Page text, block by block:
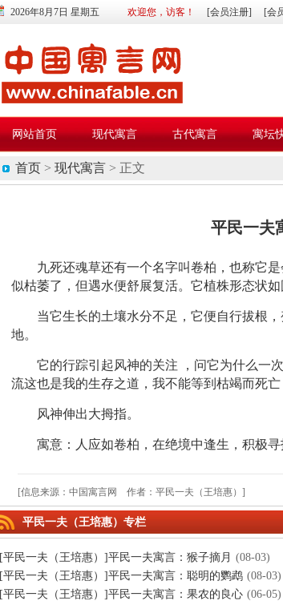
2026年8月7日 星期五 欢迎您，访客！ [会员注册] [会
网站首页 现代寓言 古代寓言 寓坛
首页 > 现代寓言 > 正文
平民一夫
九死还魂草还有一个名字叫卷柏，也称它
似枯萎了，但遇水便舒展复活。它植株形态状
当它生长的土壤水分不足，它便自行拔根
地。
它的行踪引起风神的关注 ，问它为什么一
流这也是我的生存之道，我不能等到枯竭而死
风神伸出大拇指。
寓意：人应如卷柏，在绝境中逢生，积极寻
[信息来源：中国寓言网 作者：平民一夫（王培惠）]
平民一夫（王培惠）专栏
[平民一夫（王培惠）]平民一夫寓言：猴子摘月 (08-03)
[平民一夫（王培惠）]平民一夫寓言：聪明的鹦鹉 (08-03)
[平民一夫（王培惠）]平民一夫寓言：果农的良心 (06-05)